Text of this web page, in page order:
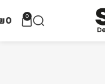
0
0